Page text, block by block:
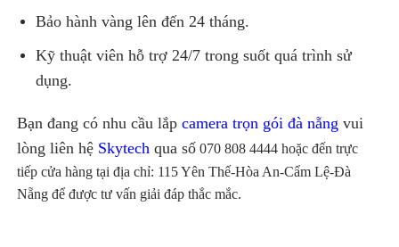
Bảo hành vàng lên đến 24 tháng.
Kỹ thuật viên hỗ trợ 24/7 trong suốt quá trình sử
dụng.
Bạn đang có nhu cầu lắpcamera trọn gói đà nẵng vui
lòng liên hệ Skytech qua số 070 808 4444 hoặc đến trực
tiếp cửa hàng tại địa chỉ: 115 Yên Thế-Hòa An-Cẩm Lệ-Đà
Nẵng để được tư vấn giải đáp thắc mắc.